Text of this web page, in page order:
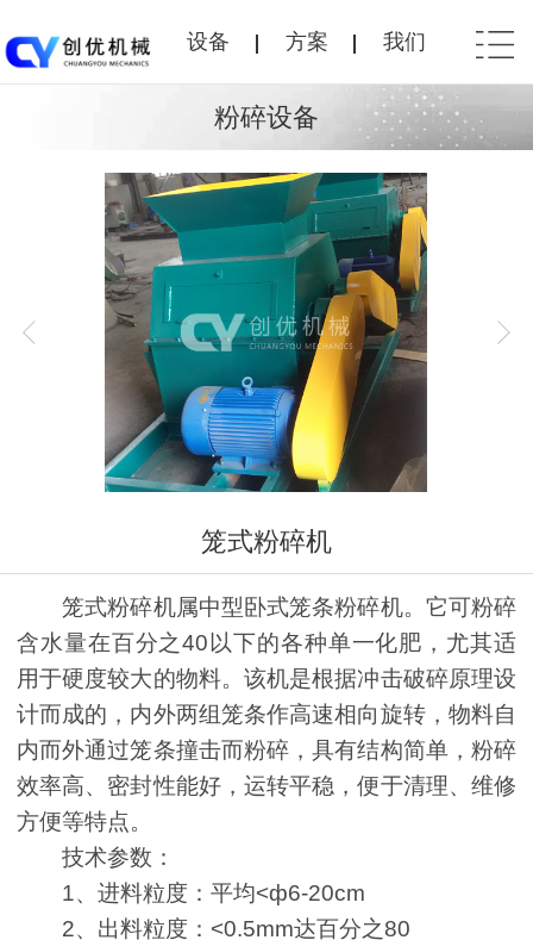
设备 方案 我们
粉碎设备
笼式粉碎机
笼式粉碎机属中型卧式笼条粉碎机。它可粉碎
含水量在百分之40以下的各种单一化肥，尤其适
用于硬度较大的物料。该机是根据冲击破碎原理设
计而成的，内外两组笼条作高速相向旋转，物料自
内而外通过笼条撞击而粉碎，具有结构简单，粉碎
效率高、密封性能好，运转平稳，便于清理、维修
方便等特点。
技术参数：
1、进料粒度：平均<ф6-20cm
2、出料粒度：<0.5mm达百分之80